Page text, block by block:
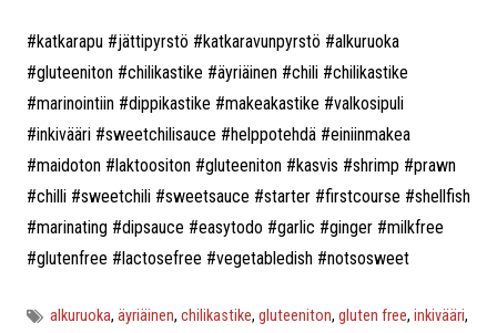
#katkarapu #jättipyrstö #katkaravunpyrstö #alkuruoka
#gluteeniton #chilikastike #äyriäinen #chili #chilikastike
#marinointiin #dippikastike #makeakastike #valkosipuli
#inkivääri #sweetchilisauce #helppotehdä #einiinmakea
#maidoton #laktoositon #gluteeniton #kasvis #shrimp #prawn
#chilli #sweetchili #sweetsauce #starter #firstcourse #shellfish
#marinating #dipsauce #easytodo #garlic #ginger #milkfree
#glutenfree #lactosefree #vegetabledish #notsosweet
alkuruoka,äyriäinen,chilikastike,gluteeniton,gluten free,inkivääri,